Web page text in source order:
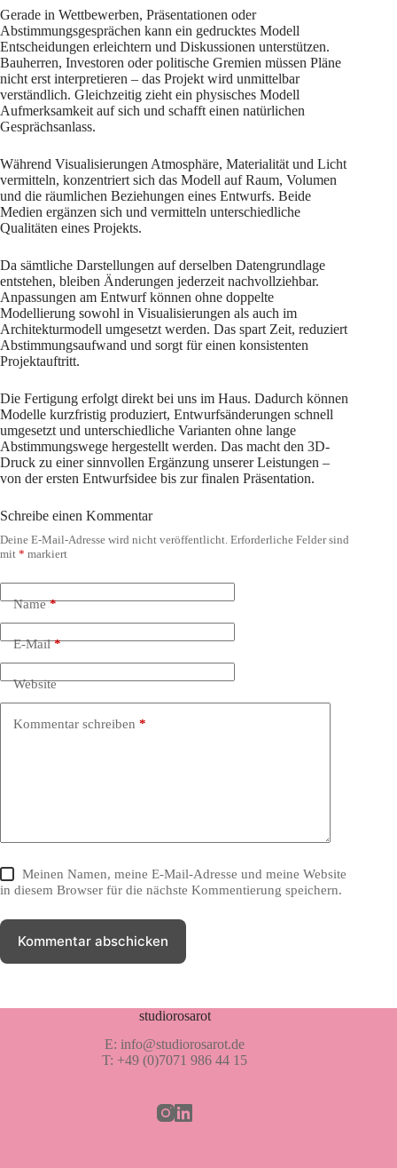
Gerade in Wettbewerben, Präsentationen oder
Abstimmungsgesprächen kann ein gedrucktes Modell
Entscheidungen erleichtern und Diskussionen unterstützen.
Bauherren, Investoren oder politische Gremien müssen Pläne
nicht erst interpretieren – das Projekt wird unmittelbar
verständlich. Gleichzeitig zieht ein physisches Modell
Aufmerksamkeit auf sich und schafft einen natürlichen
Gesprächsanlass.
Während Visualisierungen Atmosphäre, Materialität und Licht
vermitteln, konzentriert sich das Modell auf Raum, Volumen
und die räumlichen Beziehungen eines Entwurfs. Beide
Medien ergänzen sich und vermitteln unterschiedliche
Qualitäten eines Projekts.
Da sämtliche Darstellungen auf derselben Datengrundlage
entstehen, bleiben Änderungen jederzeit nachvollziehbar.
Anpassungen am Entwurf können ohne doppelte
Modellierung sowohl in Visualisierungen als auch im
Architekturmodell umgesetzt werden. Das spart Zeit, reduziert
Abstimmungsaufwand und sorgt für einen konsistenten
Projektauftritt.
Die Fertigung erfolgt direkt bei uns im Haus. Dadurch können
Modelle kurzfristig produziert, Entwurfsänderungen schnell
umgesetzt und unterschiedliche Varianten ohne lange
Abstimmungswege hergestellt werden. Das macht den 3D-
Druck zu einer sinnvollen Ergänzung unserer Leistungen –
von der ersten Entwurfsidee bis zur finalen Präsentation.
Schreibe einen Kommentar
Deine E-Mail-Adresse wird nicht veröffentlicht. Erforderliche Felder sind
mit * markiert
Name*
E-Mail*
Website
Kommentar schreiben *
Meinen Namen, meine E-Mail-Adresse und meine Website
in diesem Browser für die nächste Kommentierung speichern.
Kommentar abschicken
studiorosarot
E: info@studiorosarot.de
T: +49 (0)7071 986 44 15